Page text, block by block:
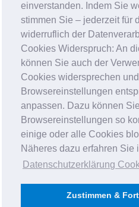
einverstanden. Indem Sie
stimmen Sie – jederzeit für
widerruflich der
Cookies Widerspruch: An
können Sie auch der
Cookies widersprechen
Browsereinstellungen
anpassen. Dazu können
Browsereinstellungen so
einige oder alle Cookies
Näheres dazu erfahren Sie
Datenschutzerklärung
Zustimmen &